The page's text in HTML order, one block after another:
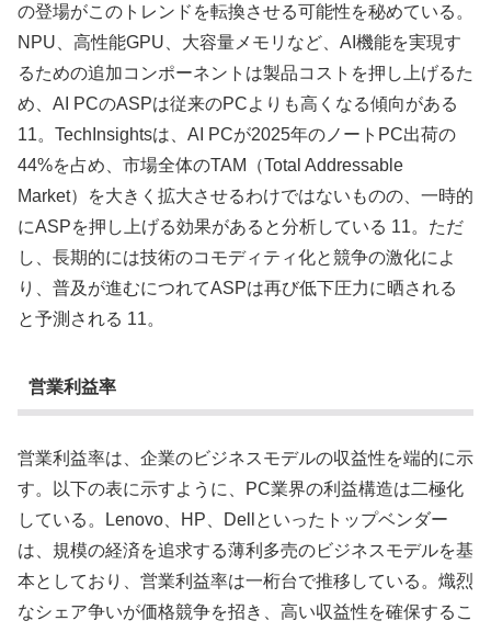
の登場がこのトレンドを転換させる可能性を秘めている。
NPU、高性能GPU、大容量メモリなど、AI機能を実現す
るための追加コンポーネントは製品コストを押し上げるた
め、AI PCのASPは従来のPCよりも高くなる傾向がある
11。TechInsightsは、AI PCが2025年のノートPC出荷の
44%を占め、市場全体のTAM（Total Addressable
Market）を大きく拡大させるわけではないものの、一時的
にASPを押し上げる効果があると分析している 11。ただ
し、長期的には技術のコモディティ化と競争の激化によ
り、普及が進むにつれてASPは再び低下圧力に晒される
と予測される 11。
営業利益率
営業利益率は、企業のビジネスモデルの収益性を端的に示
す。以下の表に示すように、PC業界の利益構造は二極化
している。Lenovo、HP、Dellといったトップベンダー
は、規模の経済を追求する薄利多売のビジネスモデルを基
本としており、営業利益率は一桁台で推移している。熾烈
なシェア争いが価格競争を招き、高い収益性を確保するこ